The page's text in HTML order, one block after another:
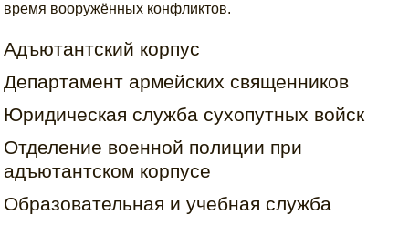
время вооружённых конфликтов.
Адъютантский корпус
Департамент армейских священников
Юридическая служба сухопутных войск
Отделение военной полиции при
адъютантском корпусе
Образовательная и учебная служба